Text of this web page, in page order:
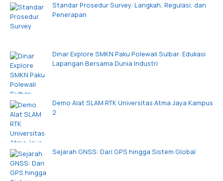
Standar Prosedur Survey: Langkah, Regulasi, dan
Penerapan
Dinar Explore SMKN Paku Polewali Sulbar: Edukasi
Lapangan Bersama Dunia Industri
Demo Alat SLAM RTK Universitas Atma Jaya Kampus
2
Sejarah GNSS: Dari GPS hingga Sistem Global